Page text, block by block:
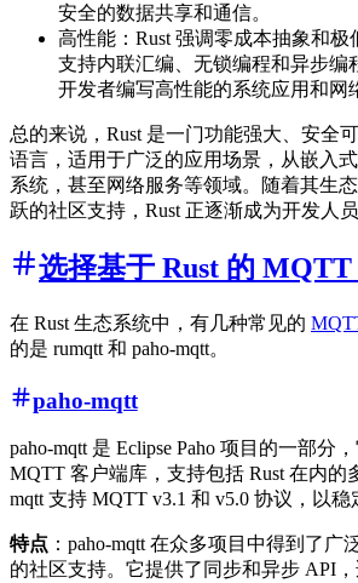
安全的数据共享和通信。
高性能：Rust 强调零成本抽象和极
支持内联汇编、无锁编程和异步编
开发者编写高性能的系统应用和网
总的来说，Rust 是一门功能强大、安全
语言，适用于广泛的应用场景，从嵌入
系统，甚至网络服务等领域。随着其生
跃的社区支持，Rust 正逐渐成为开发人
选择基于 Rust 的 MQTT
在 Rust 生态系统中，有几种常见的
的是 rumqtt 和 paho-mqtt。
paho-mqtt
paho-mqtt 是 Eclipse Paho 项目的一部分
MQTT 客户端库，支持包括 Rust 在内的
mqtt 支持 MQTT v3.1 和 v5.0 协议，以稳
特点 ：paho-mqtt 在众多项目中得到了广
的社区支持。它提供了同步和异步 API